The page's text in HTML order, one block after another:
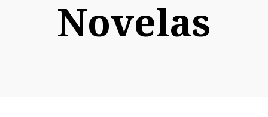
Novelas